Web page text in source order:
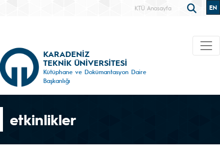
KTÜ Anasayfa EN
KARADENİZ
TEKNİK ÜNİVERSİTESİ
Kütüphane ve Dokümantasyon Daire
Başkanlığı
etkinlikler